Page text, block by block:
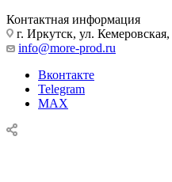
Контактная информация
г. Иркутск, ул.
info@more-prod.ru
Вконтакте
Telegram
MAX